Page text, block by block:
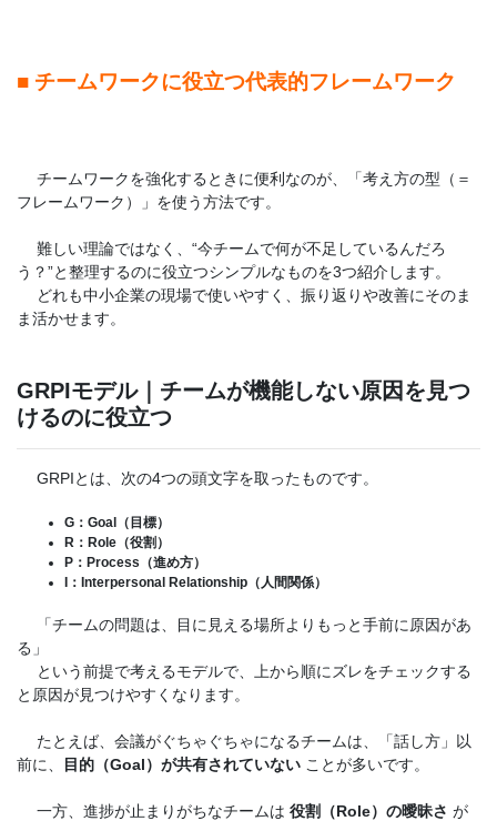
■ チームワークに役立つ代表的フレームワーク
チームワークを強化するときに便利なのが、「考え方の型（＝
フレームワーク）」を使う方法です。
難しい理論ではなく、“今チームで何が不足しているんだろ
う？”と整理するのに役立つシンプルなものを3つ紹介します。
どれも中小企業の現場で使いやすく、振り返りや改善にそのま
ま活かせます。
GRPIモデル｜チームが機能しない原因を見つ
けるのに役立つ
GRPIとは、次の4つの頭文字を取ったものです。
G：Goal（目標）
R：Role（役割）
P：Process（進め方）
I：Interpersonal Relationship（人間関係）
「チームの問題は、目に見える場所よりもっと手前に原因があ
る」
という前提で考えるモデルで、上から順にズレをチェックする
と原因が見つけやすくなります。
たとえば、会議がぐちゃぐちゃになるチームは、「話し方」以
前に、
目的（Goal）が共有されていない ことが多いです。
一方、進捗が止まりがちなチームは役割（Role）の曖昧さ が